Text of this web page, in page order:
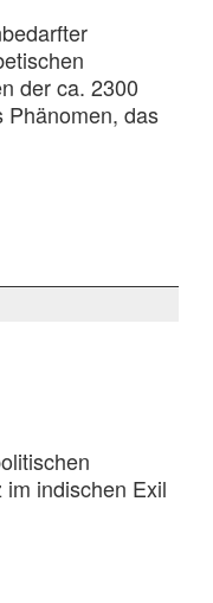
der ca. 2300
Phänomen, das
indischen Exil